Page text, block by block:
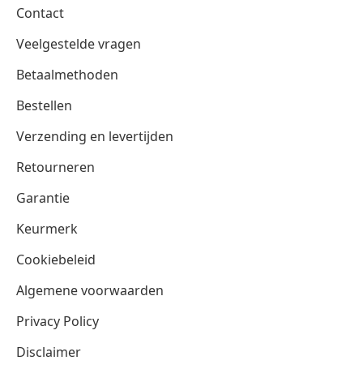
Contact
Veelgestelde vragen
Betaalmethoden
Bestellen
Verzending en levertijden
Retourneren
Garantie
Keurmerk
Cookiebeleid
Algemene voorwaarden
Privacy Policy
Disclaimer